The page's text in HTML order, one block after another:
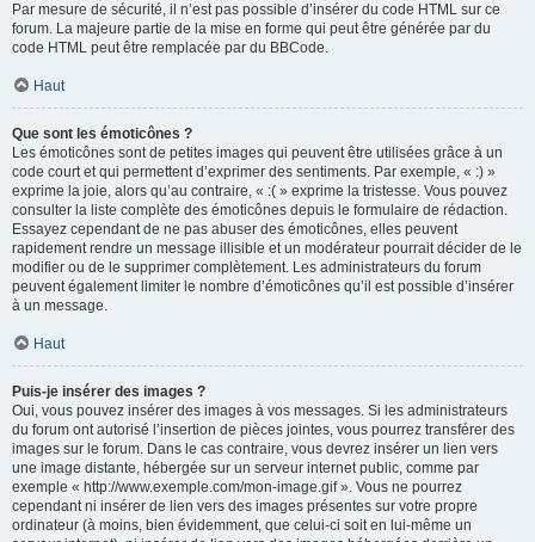
Par mesure de sécurité, il n’est pas possible d’insérer du code HTML sur ce
forum. La majeure partie de la mise en forme qui peut être générée par du
code HTML peut être remplacée par du BBCode.
Haut
Que sont les émoticônes ?
Les émoticônes sont de petites images qui peuvent être utilisées grâce à un
code court et qui permettent d’exprimer des sentiments. Par exemple, « :) »
exprime la joie, alors qu’au contraire, « :( » exprime la tristesse. Vous pouvez
consulter la liste complète des émoticônes depuis le formulaire de rédaction.
Essayez cependant de ne pas abuser des émoticônes, elles peuvent
rapidement rendre un message illisible et un modérateur pourrait décider de le
modifier ou de le supprimer complètement. Les administrateurs du forum
peuvent également limiter le nombre d’émoticônes qu’il est possible d’insérer
à un message.
Haut
Puis-je insérer des images ?
Oui, vous pouvez insérer des images à vos messages. Si les administrateurs
du forum ont autorisé l’insertion de pièces jointes, vous pourrez transférer des
images sur le forum. Dans le cas contraire, vous devrez insérer un lien vers
une image distante, hébergée sur un serveur internet public, comme par
exemple « http://www.exemple.com/mon-image.gif ». Vous ne pourrez
cependant ni insérer de lien vers des images présentes sur votre propre
ordinateur (à moins, bien évidemment, que celui-ci soit en lui-même un